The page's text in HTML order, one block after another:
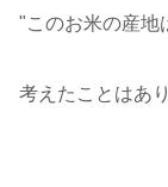
"このお米の産地
考えたことはあ